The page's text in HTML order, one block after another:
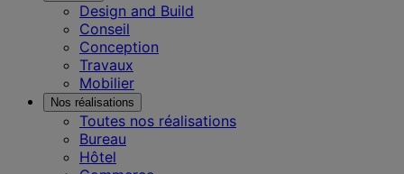
Design and Build
Conseil
Conception
Travaux
Mobilier
Nos réalisations
Toutes nos réalisations
Bureau
Hôtel